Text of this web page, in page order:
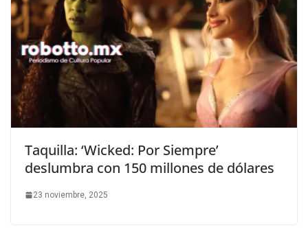
Taquilla: ‘Wicked: Por Siempre’
deslumbra con 150 millones de dólares
23 noviembre, 2025